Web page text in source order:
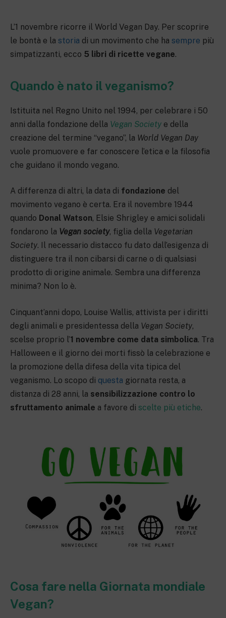
L’1 novembre ricorre il World Vegan Day. Per scoprire
le bontà e la storia di un movimento che ha sempre più
simpatizzanti, ecco 5 libri di ricette vegane.
Quando è nato il veganismo?
Istituita nel Regno Unito nel 1994, per celebrare i 50
anni dalla fondazione della Vegan Society e della
creazione del termine “vegano”, la World Vegan Day
vuole promuovere e far conoscere l’etica e la filosofia
che guidano il mondo vegano.
A differenza di altri, la data di fondazione del
movimento vegano è certa. Era il novembre 1944
quando Donal Watson, Elsie Shrigley e amici solidali
fondarono la Vegan society, figlia della Vegetarian
Society. Il necessario distacco fu dato dall’esigenza di
distinguere tra il non cibarsi di carne o di qualsiasi
prodotto di origine animale. Sembra una differenza
minima? Non lo è.
Cinquant’anni dopo, Louise Wallis, attivista per i diritti
degli animali e presidentessa della Vegan Society,
scelse proprio l’1 novembre come data simbolica. Tra
Halloween e il giorno dei morti fissò la celebrazione e
la promozione della difesa della vita tipica del
veganismo. Lo scopo di questa giornata resta, a
distanza di 28 anni, la sensibilizzazione contro lo
sfruttamento animale a favore di scelte più etiche.
Cosa fare nella Giornata mondiale
Vegan?